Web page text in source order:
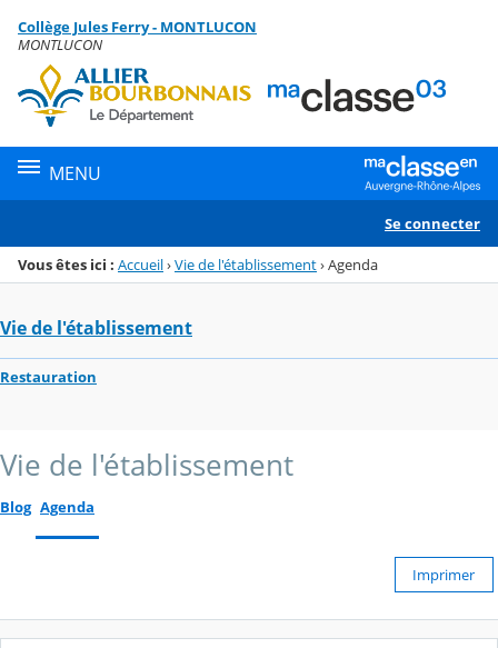
Menu de la rubrique
Contenu
Collège Jules Ferry - MONTLUCON
MONTLUCON
MENU
Se connecter
Vous êtes ici : Accueil›Vie de l'établissement›Agenda
Vie de l'établissement
Restauration
Vie de l'établissement
Blog Agenda
Imprimer